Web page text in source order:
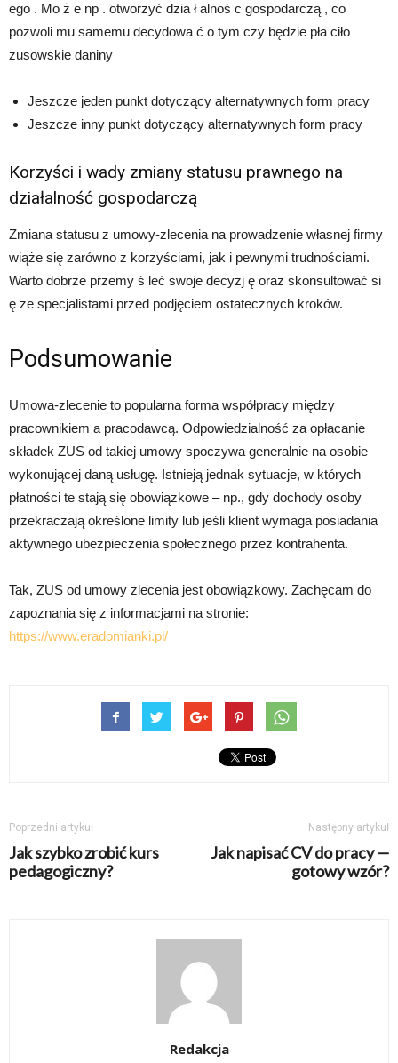
ego . Mo ż e np . otworzyć dzia ł alnoś c gospodarczą , co
pozwoli mu samemu decydowa ć o tym czy będzie pła ciło
zusowskie daniny
Jeszcze jeden punkt dotyczący alternatywnych form pracy
Jeszcze inny punkt dotyczący alternatywnych form pracy
Korzyści i wady zmiany statusu prawnego na
działalność gospodarczą
Zmiana statusu z umowy-zlecenia na prowadzenie własnej firmy
wiąże się zarówno z korzyściami, jak i pewnymi trudnościami.
Warto dobrze przemy ś leć swoje decyzj ę oraz skonsultować si
ę ze specjalistami przed podjęciem ostatecznych kroków.
Podsumowanie
Umowa-zlecenie to popularna forma współpracy między
pracownikiem a pracodawcą. Odpowiedzialność za opłacanie
składek ZUS od takiej umowy spoczywa generalnie na osobie
wykonującej daną usługę. Istnieją jednak sytuacje, w których
płatności te stają się obowiązkowe – np., gdy dochody osoby
przekraczają określone limity lub jeśli klient wymaga posiadania
aktywnego ubezpieczenia społecznego przez kontrahenta.
Tak, ZUS od umowy zlecenia jest obowiązkowy. Zachęcam do
zapoznania się z informacjami na stronie:
https://www.eradomianki.pl/
Poprzedni artykuł
Jak szybko zrobić kurs
pedagogiczny?
Następny artykuł
Jak napisać CV do pracy —
gotowy wzór?
Redakcja